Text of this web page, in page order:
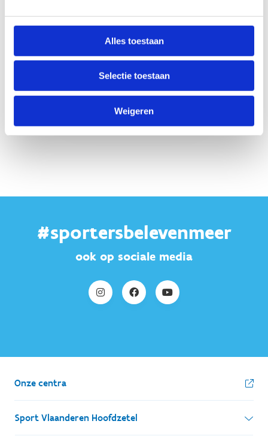
Alles toestaan
Selectie toestaan
Weigeren
Anti-Robot Verification
Click to start verification
FriendlyCaptcha ⇗
#sportersbelevenmeer
ook op sociale media
Onze centra
Sport Vlaanderen Hoofdzetel